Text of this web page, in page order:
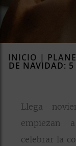
INICIO |
DE NAVIDAD: 5
Llega
empiezan
celebrar la